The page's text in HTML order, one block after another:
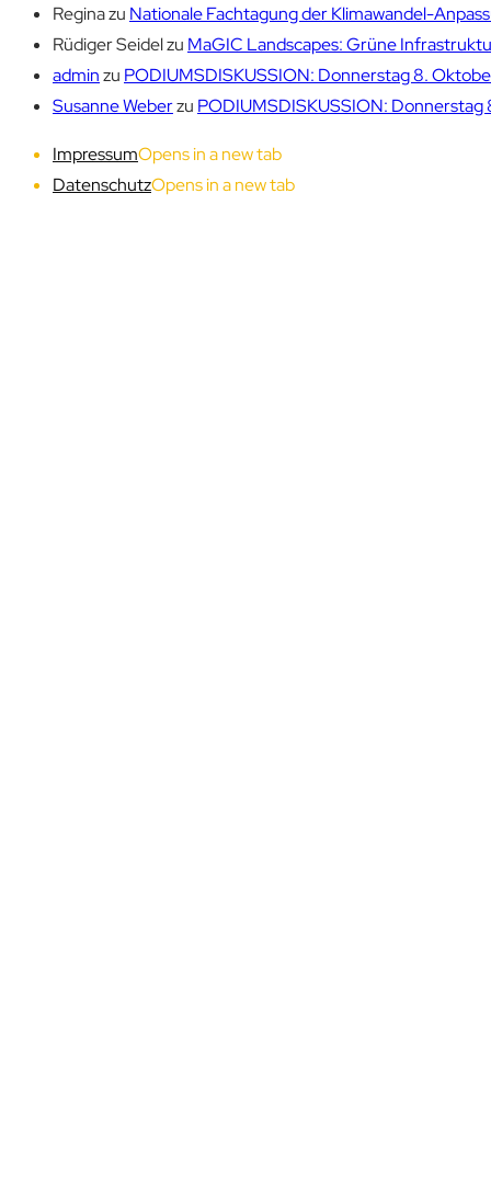
Reginazu Nationale Fachtagung der Klimawandel-
Rüdiger Seidelzu MaGIC Landscapes: Grüne
adminzu PODIUMSDISKUSSION: Donnerstag 8.
Susanne Weberzu PODIUMSDISKUSSION: Donnerstag
ImpressumOpens in a new tab
DatenschutzOpens in a new tab